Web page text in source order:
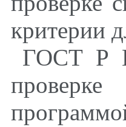
критерии
ГОСТ Р
проверке